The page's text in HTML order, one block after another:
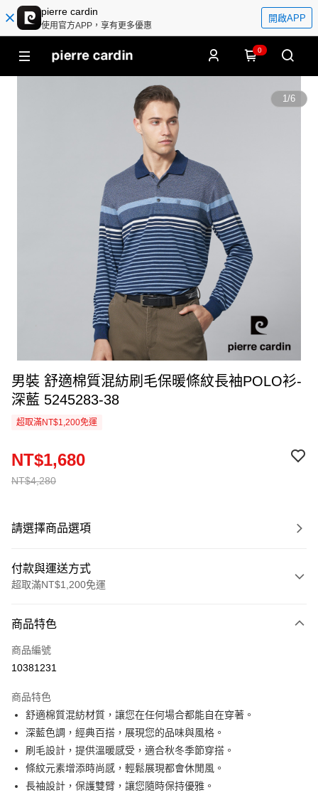
pierre cardin
使用官方APP，享有更多優惠
開啟APP
0
1/6
男裝 舒適棉質混紡刷毛保暖條紋長袖POLO衫-
深藍 5245283-38
超取滿NT$1,200免運
NT$4,280
NT$1,680
請選擇商品選項
付款與運送方式
超取滿NT$1,200免運
信用卡一次付款
超商取貨付款
Apple Pay
悠遊付
Google Pay
ATM付款
商品特色
商品編號
10381231
商品特色
舒適棉質混紡材質，讓您在任何場合都能自在穿著。
深藍色調，經典百搭，展現您的品味與風格。
刷毛設計，提供溫暖感受，適合秋冬季節穿搭。
條紋元素增添時尚感，輕鬆展現都會休閒風。
長袖設計，保護雙臂，讓您隨時保持優雅。